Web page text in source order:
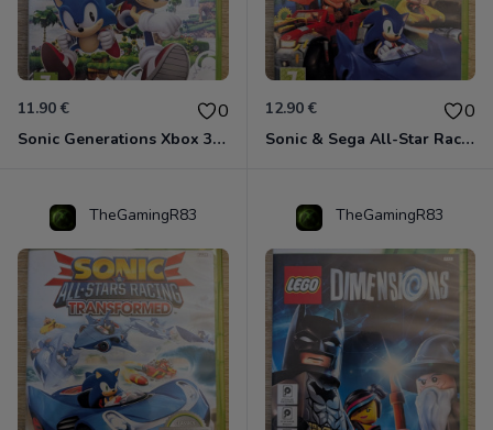
11.90 € 0
Sonic Generations Xbox 360
12.90 € 0
Sonic & Sega All-Star Racing avec Banjo-Kazooie Xbox 360
TheGamingR83 TheGamingR83